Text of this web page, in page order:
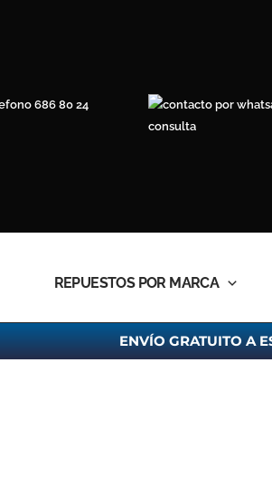
686 80 24
consulta
REPUESTOS POR MARCA
ENVÍO GRATUITO A